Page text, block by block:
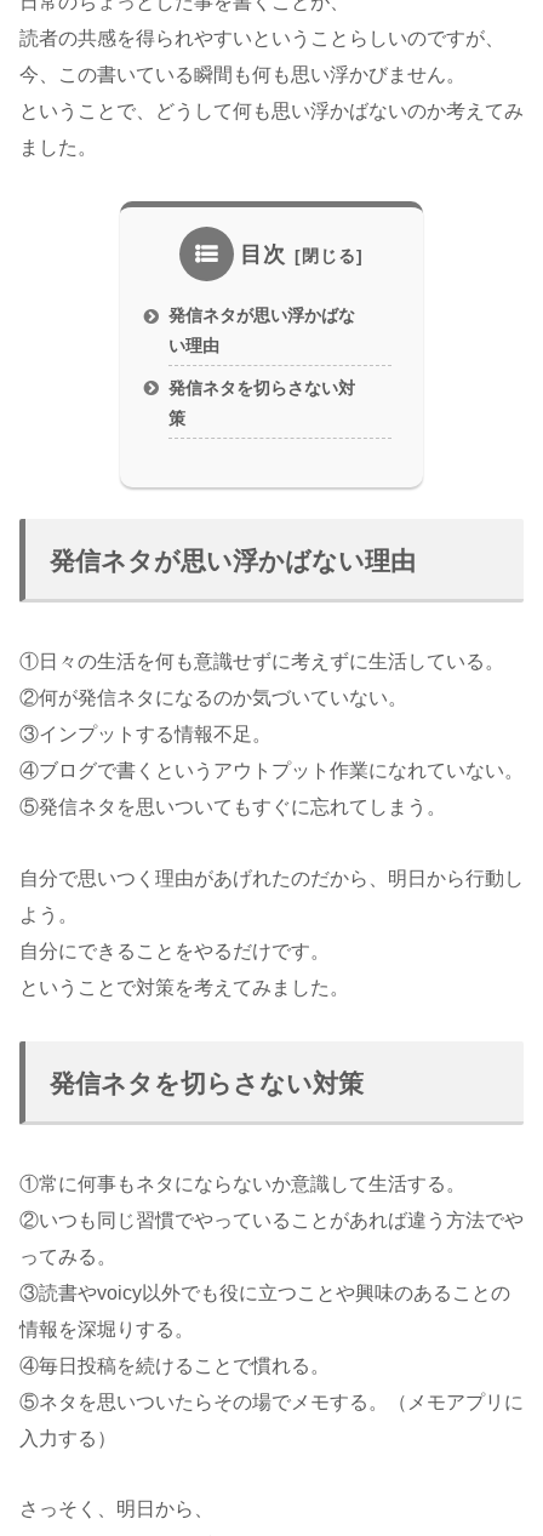
読者の共感を得られやすいということらしいのですが、
今、この書いている瞬間も何も思い浮かびません。
ということで、どうして何も思い浮かばないのか考えてみ
ました。
目次
発信ネタが思い浮かばな
い理由
発信ネタを切らさない対
策
発信ネタが思い浮かばない理由
①日々の生活を何も意識せずに考えずに生活している。
②何が発信ネタになるのか気づいていない。
③インプットする情報不足。
④ブログで書くというアウトプット作業になれていない。
⑤発信ネタを思いついてもすぐに忘れてしまう。
自分で思いつく理由があげれたのだから、明日から行動し
よう。
自分にできることをやるだけです。
ということで対策を考えてみました。
発信ネタを切らさない対策
①常に何事もネタにならないか意識して生活する。
②いつも同じ習慣でやっていることがあれば違う方法でや
ってみる。
③読書やvoicy以外でも役に立つことや興味のあることの
情報を深堀りする。
④毎日投稿を続けることで慣れる。
⑤ネタを思いついたらその場でメモする。（メモアプリに
入力する）
さっそく、明日から、